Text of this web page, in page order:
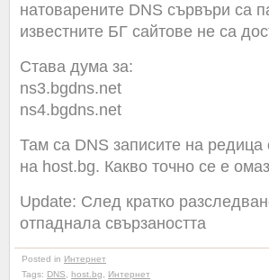
натоварените DNS сървъри са
известните БГ сайтове не са
Става дума за:
ns3.bgdns.net
ns4.bgdns.net
Там са DNS записите на
на host.bg. Какво точно се е
Update: След кратко
отпаднала свързаността
Posted in Интернет
Tags: DNS host.bg Интернет